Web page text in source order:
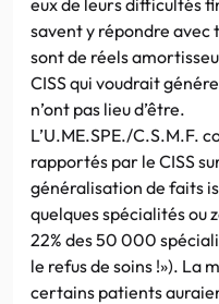
savent y répondre avec
sont de réels
CISS qui voudrait
n’ont pas lieu d’être.
L’U.ME.SPE./C.S.M.F.
rapportés par le CISS
généralisation de faits
quelques spécialités ou
22% des 50 000
le refus de soins !»). La
certains patients